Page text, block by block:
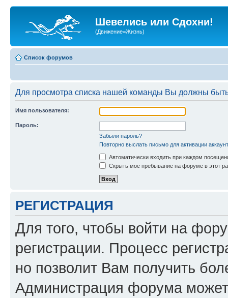
Шевелись или Сдохни!
(Движение=Жизнь)
Список форумов
Для просмотра списка нашей команды Вы должны
Имя пользователя:
Пароль:
Забыли пароль?
Повторно выслать письмо для активации
Автоматически входить при каждом
Скрыть мое пребывание на форуме в этот
РЕГИСТРАЦИЯ
Для того, чтобы войти на
регистрации. Процесс
но позволит Вам получить
Администрация форума может